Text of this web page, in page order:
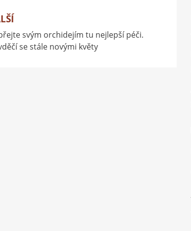
svým orchidejím tu nejlepší péči.
se stále novými květy